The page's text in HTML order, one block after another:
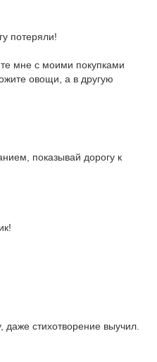
потеряли!
мне с моими покупками
овощи, а в другую
показывай дорогу к
стихотворение выучил.